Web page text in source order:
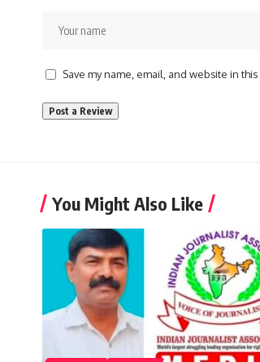
Save my name, email, and website in
You Might Also Like